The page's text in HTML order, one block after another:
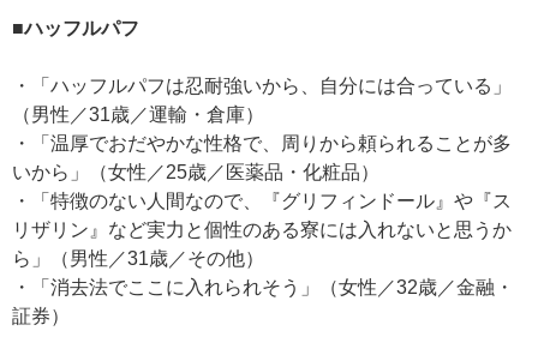
■ハッフルパフ
・「ハッフルパフは忍耐強いから、自分には合っている」
（男性／31歳／運輸・倉庫）
・「温厚でおだやかな性格で、周りから頼られることが多
いから」（女性／25歳／医薬品・化粧品）
・「特徴のない人間なので、『グリフィンドール』や『ス
リザリン』など実力と個性のある寮には入れないと思うか
ら」（男性／31歳／その他）
・「消去法でここに入れられそう」（女性／32歳／金融・
証券）